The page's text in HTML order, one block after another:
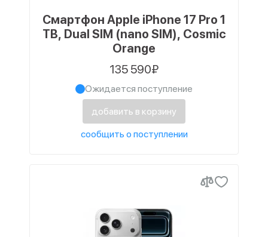
Смартфон Apple iPhone 17 Pro 1
TB, Dual SIM (nano SIM), Cosmic
Orange
135 590₽
Ожидается поступление
добавить в корзину
сообщить о поступлении